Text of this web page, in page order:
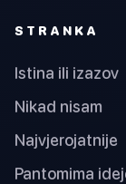
STRANKA
Istina ili izazov
Nikad nisam
Najvjerojatnije
Pantomima